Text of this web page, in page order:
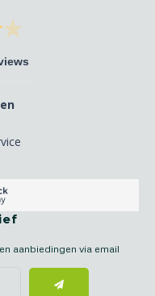
aanbiedingen via email